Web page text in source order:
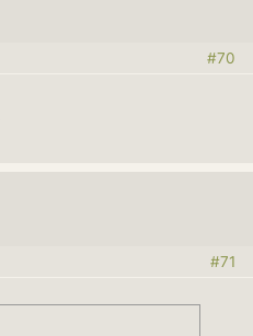
#70
#71